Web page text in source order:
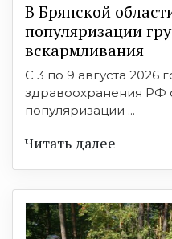
В Брянской
популяризации
вскармливания
С 3 по 9 августа 2026
здравоохранения РФ
популяризации ...
Читать далее